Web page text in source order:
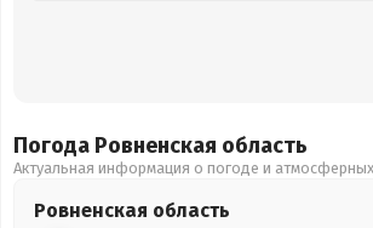
Погода Ровненская область
Актуальная информация о погоде и
Ровненская область